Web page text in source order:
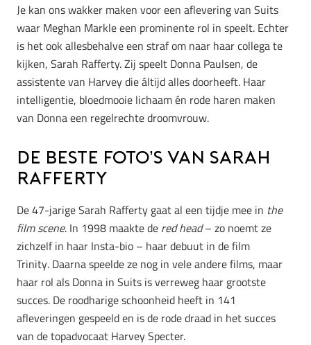
Je kan ons wakker maken voor een aflevering van Suits
waar Meghan Markle een prominente rol in speelt. Echter
is het ook allesbehalve een straf om naar haar collega te
kijken, Sarah Rafferty. Zij speelt Donna Paulsen, de
assistente van Harvey die áltijd alles doorheeft. Haar
intelligentie, bloedmooie lichaam én rode haren maken
van Donna een regelrechte droomvrouw.
De beste foto’s van Sarah
Rafferty
De 47-jarige Sarah Rafferty gaat al een tijdje mee in the
film scene. In 1998 maakte de red head– zo noemt ze
zichzelf in haar Insta-bio – haar debuut in de film
Trinity. Daarna speelde ze nog in vele andere films, maar
haar rol als Donna in Suits is verreweg haar grootste
succes. De roodharige schoonheid heeft in 141
afleveringen gespeeld en is de rode draad in het succes
van de topadvocaat Harvey Specter.